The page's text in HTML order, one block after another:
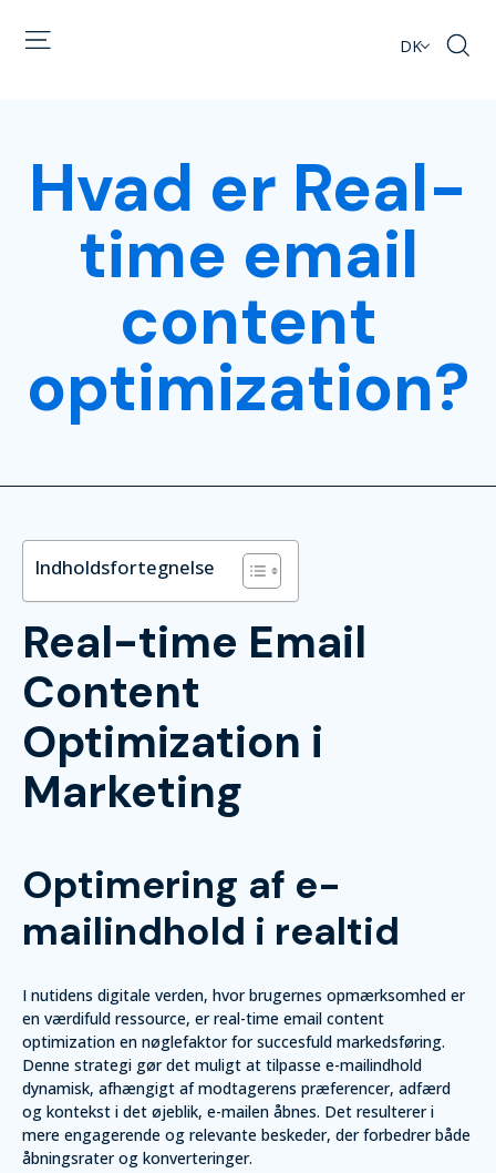
DK
Hvad er Real-
time email
content
optimization?
Indholdsfortegnelse
Real-time Email
Content
Optimization i
Marketing
Optimering af e-
mailindhold i realtid
I nutidens digitale verden, hvor brugernes opmærksomhed er
en værdifuld ressource, er real-time email content
optimization en nøglefaktor for succesfuld markedsføring.
Denne strategi gør det muligt at tilpasse e-mailindhold
dynamisk, afhængigt af modtagerens præferencer, adfærd
og kontekst i det øjeblik, e-mailen åbnes. Det resulterer i
mere engagerende og relevante beskeder, der forbedrer både
åbningsrater og konverteringer.